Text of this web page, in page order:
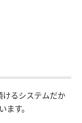
るシステムだか
す。